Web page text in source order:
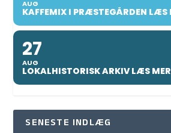
AUG
KAFFEMIX I PRÆSTEGÅRDEN LÆS
27
AUG
LOKALHISTORISK ARKIV LÆS
SENESTE INDLÆG